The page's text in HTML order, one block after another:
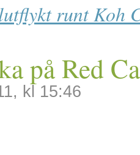
runt Koh
på Red
kl 15:46